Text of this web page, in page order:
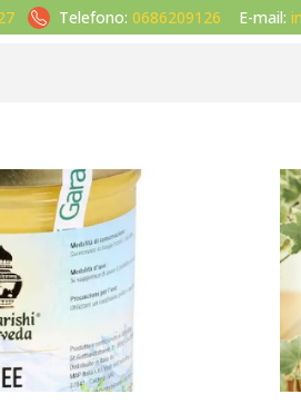
Telefono:0686209126 E-mail: